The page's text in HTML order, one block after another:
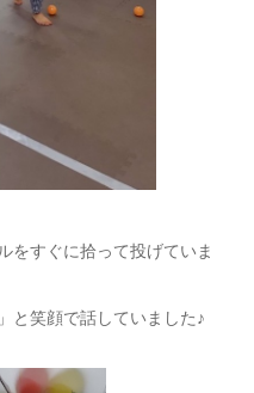
をすぐに拾って投げていま
と笑顔で話していました♪